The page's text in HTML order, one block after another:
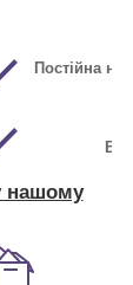
Постійна
нашому